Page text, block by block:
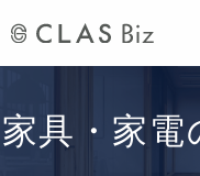
家具・家電